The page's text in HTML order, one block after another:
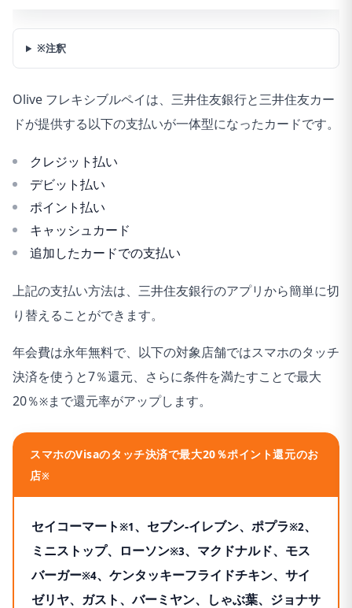
※注釈
Olive フレキシブルペイは、三井住友銀行と三井住友カー
ドが提供する以下の支払いが一体型になったカードです。
クレジット払い
デビット払い
ポイント払い
キャッシュカード
追加したカードでの支払い
上記の支払い方法は、三井住友銀行のアプリから簡単に切
り替えることができます。
年会費は永年無料で、以下の対象店舗ではスマホのタッチ
決済を使うと7％還元、さらに条件を満たすことで最大
20％※まで還元率がアップします。
スマホのVisaのタッチ決済で最大20％ポイント還元のお
店※
セイコーマート※1、セブン‐イレブン、ポプラ※2、
ミニストップ、ローソン※3、マクドナルド、モス
バーガー※4、ケンタッキーフライドチキン、サイ
ゼリヤ、ガスト、バーミヤン、しゃぶ葉、ジョナサ